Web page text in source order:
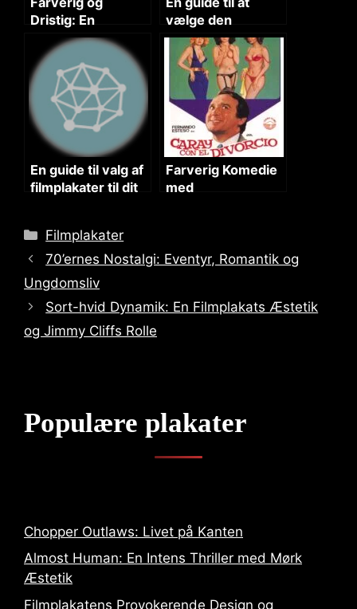
Dristig: En
Verdensomspænd
ende Mondo
Ekspedition
vælge den
perfekte filmplakat
til din yndlingsfilm
En guide til valg af
filmplakater til dit
Farverig Komedie
med
Categories
Filmplakater
70’ernes Nostalgi: Eventyr, Romantik og
Ungdomsliv
Sort-hvid Dynamik: En Filmplakats Æstetik
og Jimmy Cliffs Rolle
Populære plakater
Chopper Outlaws: Livet på Kanten
Almost Human: En Intens Thriller med Mørk
Æstetik
Filmplakatens Provokerende Design og